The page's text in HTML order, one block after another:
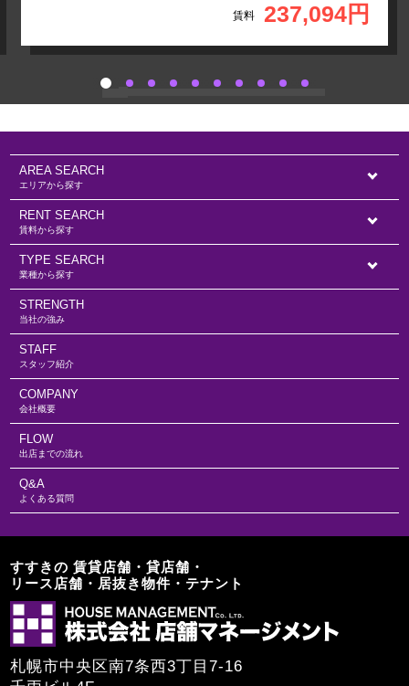
賃料 237,094円
エリアから探す
AREA SEARCH
賃料から探す
RENT SEARCH
業種から探す
TYPE SEARCH
当社の強み
STRENGTH
スタッフ紹介
STAFF
会社概要
COMPANY
出店までの流れ
FLOW
よくある質問
Q&A
すすきの 賃貸店舗・貸店舗・
リース店舗・居抜き物件・テナント
札幌市中央区南7条西3丁目7-16